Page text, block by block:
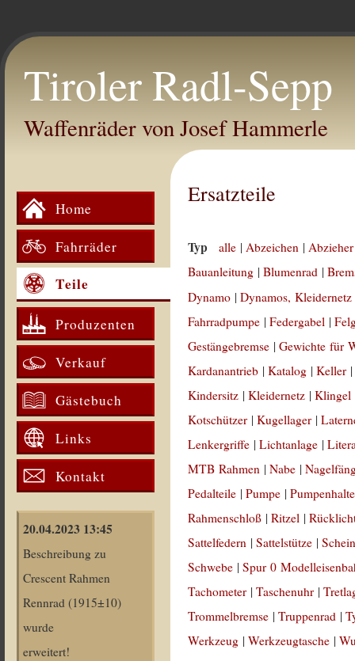
Tiroler Radl-Sepp
Waffenräder von Josef Hammerle
Home
Fahrräder
Teile
Produzenten
Verkauf
Gästebuch
Links
Kontakt
20.04.2023 13:45
Beschreibung zu
Crescent Rahmen
Rennrad (1915±10)
wurde
erweitert!
Ersatzteile
Typ alle |Abzeichen |
Bauanleitung |Blumenrad |
Dynamo |Dynamos, Kleidernetz
Fahrradpumpe |Federgabel |
Gestängebremse |Gewichte für
Kardanantrieb |Katalog |Keller
Kindersitz |Kleidernetz |Klingel
Kotschützer |Kugellager |
Lenkergriffe |Lichtanlage |
MTB Rahmen |Nabe |
Pedalteile |Pumpe |
Rahmenschloß |Ritzel |
Sattelfedern |Sattelstütze |
Schwebe |Spur 0
Tachometer |Taschenuhr |
Trommelbremse |Truppenrad |
Werkzeug |Werkzeugtasche |